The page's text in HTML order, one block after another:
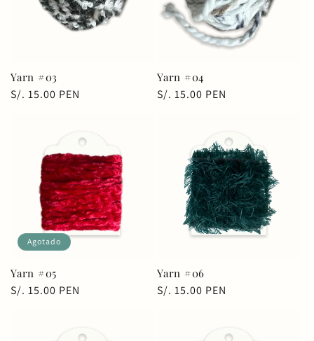
Yarn #03
Precio
S/. 15.00 PEN
Yarn #04
Precio
S/. 15.00 PEN
Agotado
Yarn #05
Precio
S/. 15.00 PEN
Yarn #06
Precio
S/. 15.00 PEN